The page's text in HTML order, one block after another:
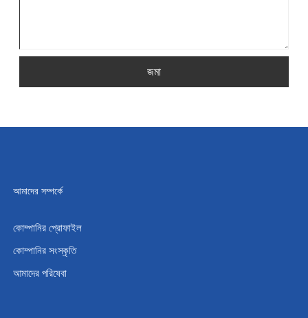
জমা
আমাদের সম্পর্কে
কোম্পানির প্রোফাইল
কোম্পানির সংস্কৃতি
আমাদের পরিষেবা